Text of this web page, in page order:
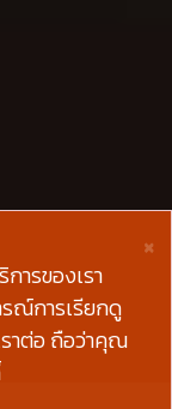
×
ารของเรา
ณ์การเรียกดู
าต่อ ถือว่าคุณ